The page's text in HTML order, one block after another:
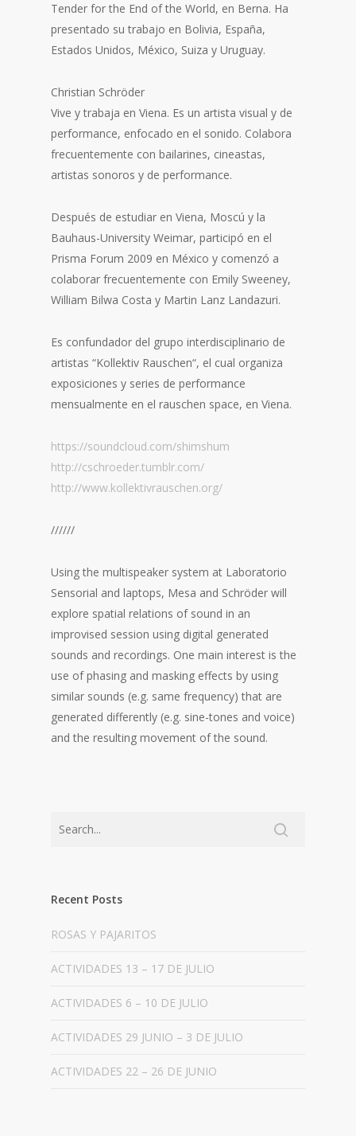
Tender for the End of the World, en Berna. Ha
presentado su trabajo en Bolivia, España,
Estados Unidos, México, Suiza y Uruguay.
Christian Schröder
Vive y trabaja en Viena. Es un artista visual y de
performance, enfocado en el sonido. Colabora
frecuentemente con bailarines, cineastas,
artistas sonoros y de performance.
Después de estudiar en Viena, Moscú y la
Bauhaus-University Weimar, participó en el
Prisma Forum 2009 en México y comenzó a
colaborar frecuentemente con Emily Sweeney,
William Bilwa Costa y Martin Lanz Landazuri.
Es confundador del grupo interdisciplinario de
artistas “Kollektiv Rauschen“, el cual organiza
exposiciones y series de performance
mensualmente en el rauschen space, en Viena.
https://soundcloud.com/shimshum
http://cschroeder.tumblr.com/
http://www.kollektivrauschen.org/
//////
Using the multispeaker system at Laboratorio
Sensorial and laptops, Mesa and Schröder will
explore spatial relations of sound in an
improvised session using digital generated
sounds and recordings. One main interest is the
use of phasing and masking effects by using
similar sounds (e.g. same frequency) that are
generated differently (e.g. sine-tones and voice)
and the resulting movement of the sound.
Recent Posts
ROSAS Y PAJARITOS
ACTIVIDADES 13 – 17 DE JULIO
ACTIVIDADES 6 – 10 DE JULIO
ACTIVIDADES 29 JUNIO – 3 DE JULIO
ACTIVIDADES 22 – 26 DE JUNIO